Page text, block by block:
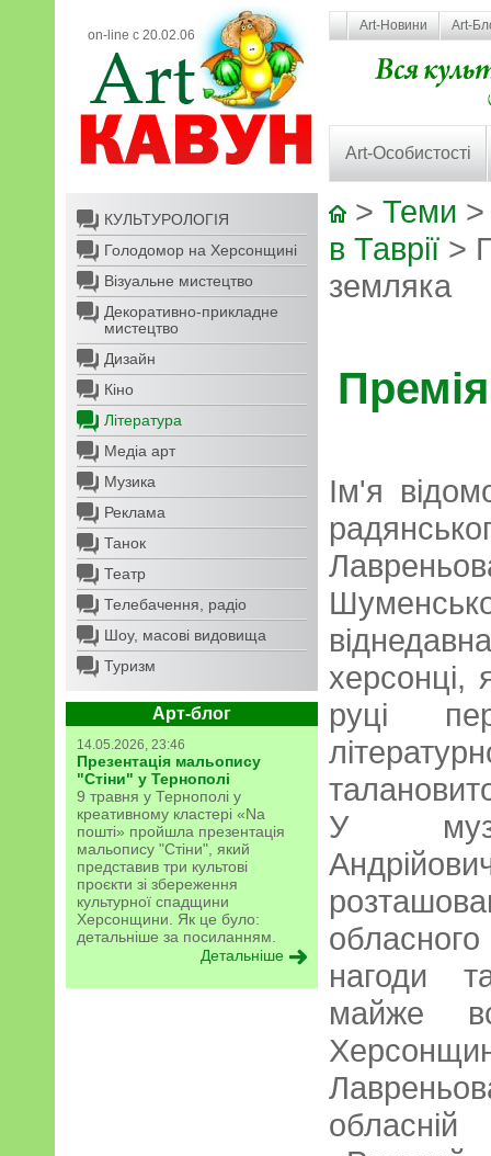
on-line с 20.02.06
Art-Новини Art-
Art-Особистості
КУЛЬТУРОЛОГІЯ
Голодомор на Херсонщині
Візуальне мистецтво
Декоративно-прикладне
мистецтво
Дизайн
Кіно
Література
Медіа арт
Музика
Реклама
Танок
Театр
Телебачення, радіо
Шоу, масові видовища
Туризм
Арт-блог
14.05.2026, 23:46
Презентація мальопису
"Стіни" у Тернополі
9 травня у Тернополі у
креативному кластері «Na
пошті» пройшла презентація
мальопису "Стіни", який
представив три культові
проєкти зі збереження
культурної спадщини
Херсонщини. Як це було:
детальніше за посиланням.
Детальніше
> Теми
в Таврії >
земляка
Ім'я
херсонці,
руці
У
нагоди
майже
обласній